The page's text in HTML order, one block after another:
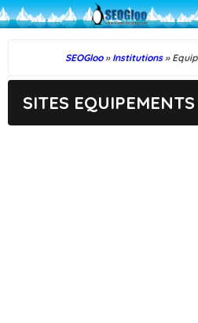
SEOGloo » Institutions »
SITES